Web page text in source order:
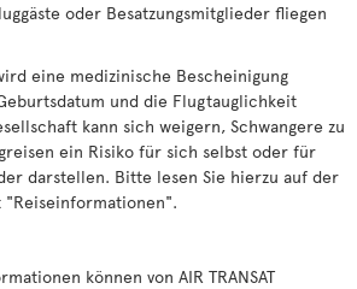
oder Besatzungsmitglieder fliegen
eine medizinische Bescheinigung
und die Flugtauglichkeit
kann sich weigern, Schwangere zu
ein Risiko für sich selbst oder für
darstellen. Bitte lesen Sie hierzu auf der
"Reiseinformationen".
können von AIR TRANSAT